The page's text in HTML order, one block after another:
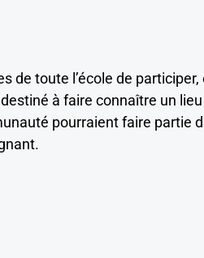
de toute l’école de
à faire connaître un
pourraient faire partie